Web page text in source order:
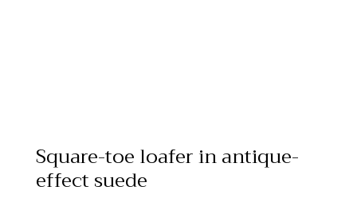
Square-toe loafer in antique-
effect suede